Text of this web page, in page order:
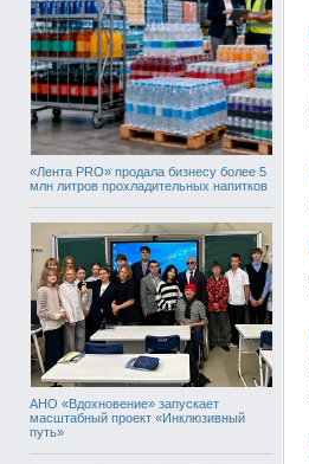
«Лента PRO» продала бизнесу более 5
млн литров прохладительных напитков
АНО «Вдохновение» запускает
масштабный проект «Инклюзивный
путь»